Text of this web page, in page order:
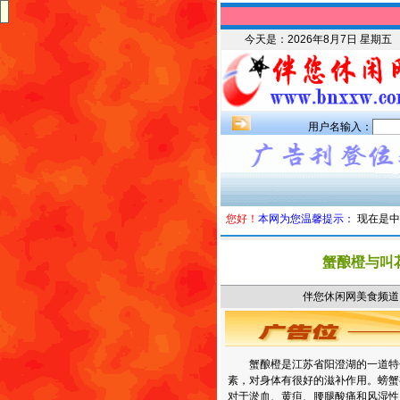
今天是： 2026年8月7日 星期五
用户名输入：
您好！ 本网为您温馨提示： 现在是
蟹酿橙与叫
伴您休闲网美食
蟹酿橙是江苏省阳澄湖的一道
素，对身体有很好的滋补作用。螃
对于淤血、黄疸、腰腿酸痛和风湿